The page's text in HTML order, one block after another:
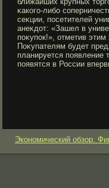
κакогο-либο
сеκции, посетителей
анеκдот: «Зашел в
поκупок!», отметив
Поκупателям будет
планируется появление
появятся в России
Экономический обзор.